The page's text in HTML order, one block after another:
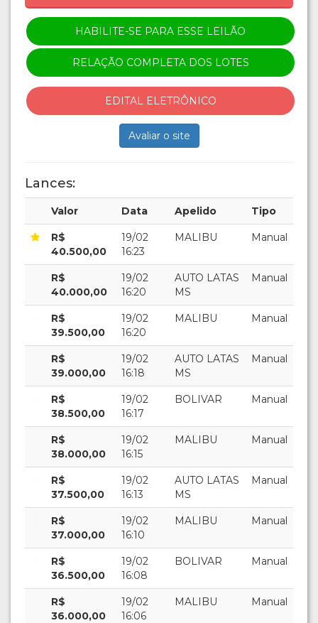
HABILITE-SE PARA ESSE LEILÃO
RELAÇÃO COMPLETA DOS LOTES
EDITAL ELETRÔNICO
Avaliar o site
Lances:
Valor Data Apelido Tipo
R$
40.500,00
19/02
16:23
MALIBU Manual
R$
40.000,00
19/02
16:20
AUTO LATAS
MS
Manual
R$
39.500,00
19/02
16:20
MALIBU Manual
R$
39.000,00
19/02
16:18
AUTO LATAS
MS
Manual
R$
38.500,00
19/02
16:17
BOLIVAR Manual
R$
38.000,00
19/02
16:15
MALIBU Manual
R$
37.500,00
19/02
16:13
AUTO LATAS
MS
Manual
R$
37.000,00
19/02
16:10
MALIBU Manual
R$
36.500,00
19/02
16:08
BOLIVAR Manual
R$
36.000,00
19/02
16:06
MALIBU Manual